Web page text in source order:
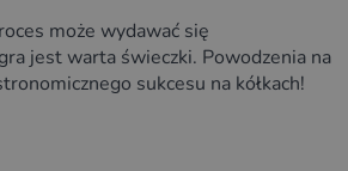
może wydawać się
jest warta świeczki. Powodzenia na
sukcesu na kółkach!